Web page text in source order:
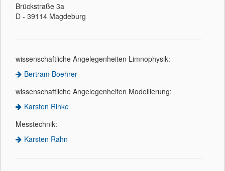
Brückstraße 3a
D - 39114 Magdeburg
wissenschaftliche Angelegenheiten Limnophysik:
Bertram Boehrer
wissenschaftliche Angelegenheiten Modellierung:
Karsten Rinke
Messtechnik:
Karsten Rahn